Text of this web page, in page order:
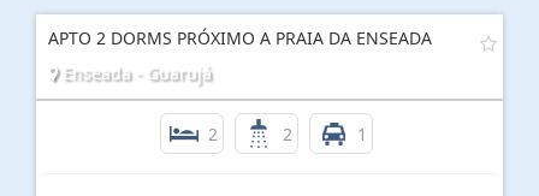
APTO 2 DORMS PRÓXIMO A PRAIA DA ENSEADA
Enseada - Guarujá
2 2 1